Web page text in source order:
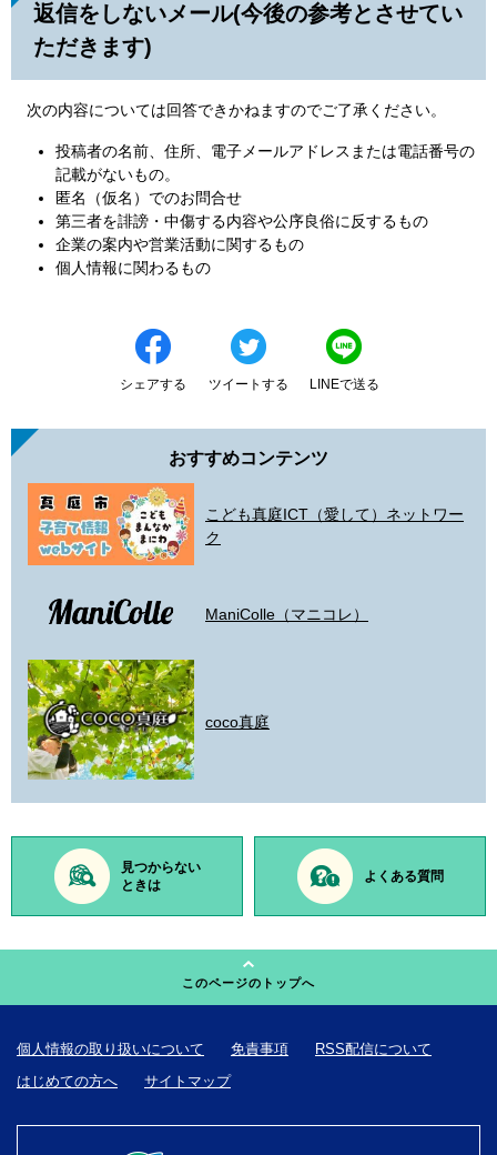
返信をしないメール(今後の参考とさせてい
ただきます)
次の内容については回答できかねますのでご了承ください。
投稿者の名前、住所、電子メールアドレスまたは電話番号の
記載がないもの。
匿名（仮名）でのお問合せ
第三者を誹謗・中傷する内容や公序良俗に反するもの
企業の案内や営業活動に関するもの
個人情報に関わるもの
シェアする ツイートする LINEで送る
おすすめコンテンツ
こども真庭ICT（愛して）ネットワー
ク
ManiColle（マニコレ）
coco真庭
見つからない
ときは
よくある質問
このページのトップへ
個人情報の取り扱いについて 免責事項
RSS配信について
はじめての方へ
サイトマップ